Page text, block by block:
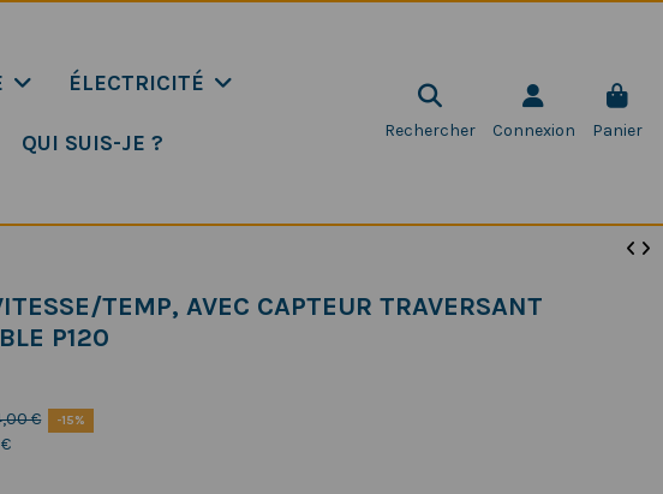
ÉLECTRICITÉ
QUI SUIS-JE ? Rechercher Connexion Panier
TEMP, AVEC CAPTEUR TRAVERSANT
P120
€ -15%